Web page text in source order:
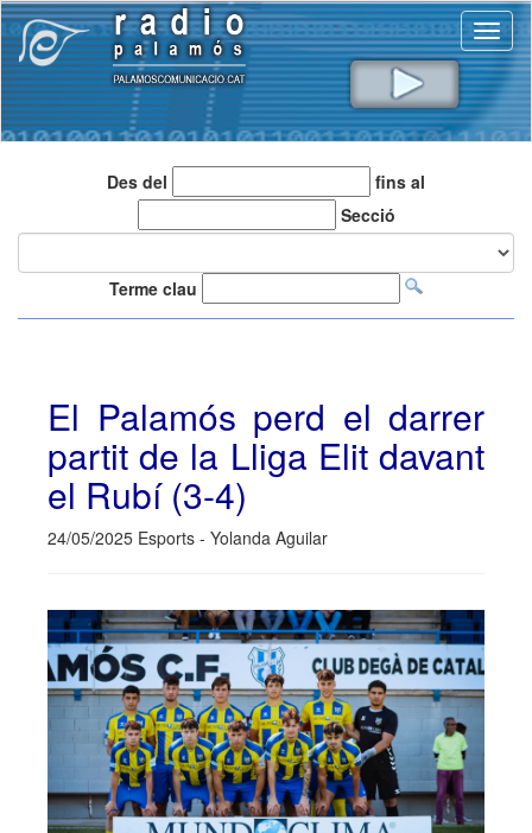
Des del
fins al
Secció
Terme clau
El Palamós perd el darrer
partit de la Lliga Elit davant
el Rubí (3-4)
24/05/2025 Esports - Yolanda Aguilar